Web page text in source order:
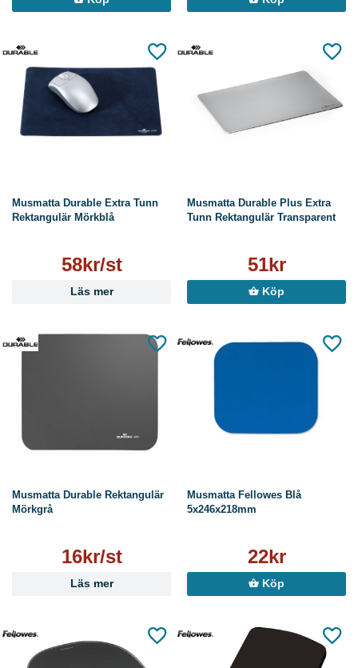
Musmatta Durable Extra Tunn
Rektangulär Mörkblå
58kr/st
Läs mer
Musmatta Durable Plus Extra
Tunn Rektangulär Transparent
51kr
Köp
Musmatta Durable Rektangulär
Mörkgrå
16kr/st
Läs mer
Musmatta Fellowes Blå
5x246x218mm
22kr
Köp